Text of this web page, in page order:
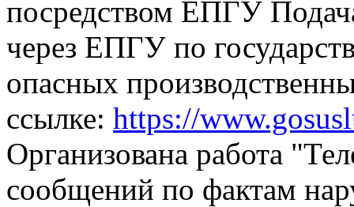
посредством ЕПГУ
через ЕПГУ по
опасных
ссылке: https://
Организована работа
сообщений по фактам